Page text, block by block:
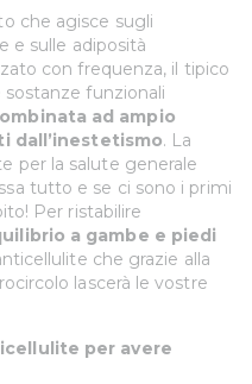
che agisce sugli
e sulle adiposità
con frequenza, il tipico
sostanze funzionali
ad ampio
dall’inestetismo. La
per la salute generale
tutto e se ci sono i primi
Per ristabilire
a gambe e piedi
che grazie alla
lascerà le vostre
per avere